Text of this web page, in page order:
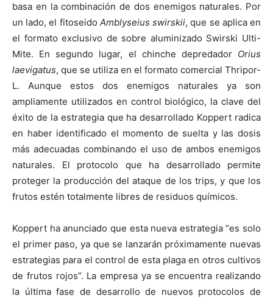
basa en la combinación de dos enemigos naturales. Por
un lado, el fitoseido Amblyseius swirskii, que se aplica en
el formato exclusivo de sobre aluminizado Swirski Ulti-
Mite. En segundo lugar, el chinche depredador Orius
laevigatus, que se utiliza en el formato comercial Thripor-
L. Aunque estos dos enemigos naturales ya son
ampliamente utilizados en control biológico, la clave del
éxito de la estrategia que ha desarrollado Koppert radica
en haber identificado el momento de suelta y las dosis
más adecuadas combinando el uso de ambos enemigos
naturales. El protocolo que ha desarrollado permite
proteger la producción del ataque de los trips, y que los
frutos estén totalmente libres de residuos químicos.
Koppert ha anunciado que esta nueva estrategia “es solo
el primer paso, ya que se lanzarán próximamente nuevas
estrategias para el control de esta plaga en otros cultivos
de frutos rojos”. La empresa ya se encuentra realizando
la última fase de desarrollo de nuevos protocolos de